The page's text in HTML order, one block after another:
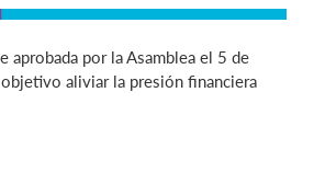
aprobada por la Asamblea el 5 de
aliviar la presión financiera